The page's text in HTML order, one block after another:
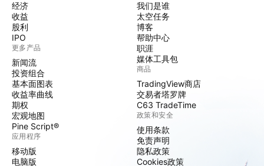
经济
收益
股利
IPO
更多产品
新闻流
投资组合
基本面图表
收益率曲线
期权
宏观地图
Pine Script®
应用程序
移动版
电脑版
我们是谁
太空任务
博客
帮助中心
职涯
媒体工具包
商品
TradingView商店
交易者塔罗牌
C63 TradeTime
政策和安全
使用条款
免责声明
隐私政策
Cookies政策